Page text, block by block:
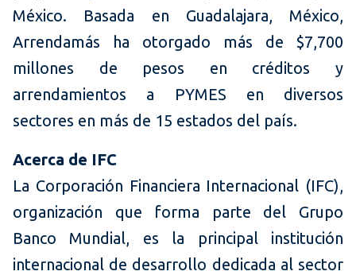
México. Basada en Guadalajara, México,
Arrendamás ha otorgado más de $7,700
millones de pesos en créditos y
arrendamientos a PYMES en diversos
sectores en más de 15 estados del país.
Acerca de IFC
La Corporación Financiera Internacional (IFC),
organización que forma parte del Grupo
Banco Mundial, es la principal institución
internacional de desarrollo dedicada al sector